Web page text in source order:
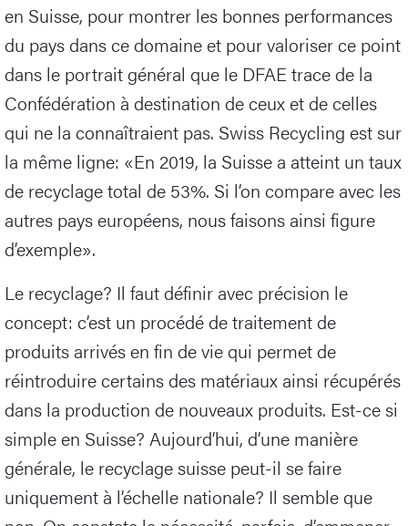
en Suisse, pour montrer les bonnes performances
du pays dans ce domaine et pour valoriser ce point
dans le portrait général que le DFAE trace de la
Confédération à destination de ceux et de celles
qui ne la connaîtraient pas. Swiss Recycling est sur
la même ligne: «En 2019, la Suisse a atteint un taux
de recyclage total de 53%. Si l’on compare avec les
autres pays européens, nous faisons ainsi figure
d’exemple».
Le recyclage? Il faut définir avec précision le
concept: c’est un procédé de traitement de
produits arrivés en fin de vie qui permet de
réintroduire certains des matériaux ainsi récupérés
dans la production de nouveaux produits. Est-ce si
simple en Suisse? Aujourd’hui, d’une manière
générale, le recyclage suisse peut-il se faire
uniquement à l’échelle nationale? Il semble que